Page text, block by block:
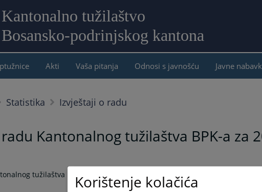
Kantonalno tužilaštvo
Bosansko-podrinjskog kantona
sadržaj
Akti Vaša pitanja Odnosi s javnošću Javne
Statistika Izvještaji o radu
Kantonalnog tužilaštva BPK-a za
tužilaštva BPK-a za 2022.godinu
Korištenje kolačića